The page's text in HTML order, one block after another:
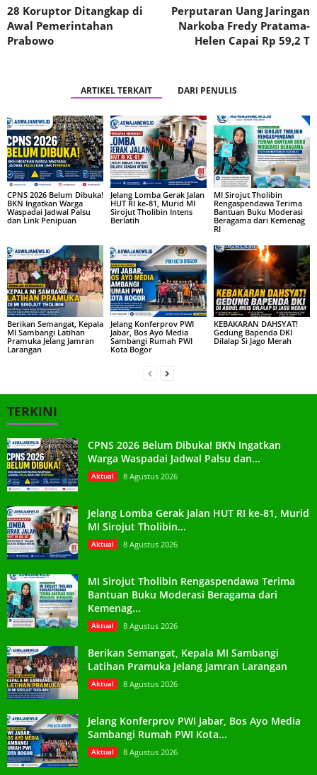
28 Koruptor Ditangkap di
Awal Pemerintahan
Prabowo
Perputaran Uang Jaringan
Narkoba Fredy Pratama-
Helen Capai Rp 59,2 T
ARTIKEL TERKAIT DARI PENULIS
CPNS 2026 Belum Dibuka!
BKN Ingatkan Warga
Waspadai Jadwal Palsu
dan Link Penipuan
Jelang Lomba Gerak Jalan
HUT RI ke-81, Murid MI
Sirojut Tholibin Intens
Berlatih
MI Sirojut Tholibin
Rengaspendawa Terima
Bantuan Buku Moderasi
Beragama dari Kemenag
RI
Berikan Semangat, Kepala
MI Sambangi Latihan
Pramuka Jelang Jamran
Larangan
Jelang Konferprov PWI
Jabar, Bos Ayo Media
Sambangi Rumah PWI
Kota Bogor
KEBAKARAN DAHSYAT!
Gedung Bapenda DKI
Dilalap Si Jago Merah
TERKINI
CPNS 2026 Belum Dibuka! BKN Ingatkan
Warga Waspadai Jadwal Palsu dan...
Aktual 8 Agustus 2026
Jelang Lomba Gerak Jalan HUT RI ke-81, Murid
MI Sirojut Tholibin...
Aktual 8 Agustus 2026
MI Sirojut Tholibin Rengaspendawa Terima
Bantuan Buku Moderasi Beragama dari
Kemenag...
Aktual 8 Agustus 2026
Berikan Semangat, Kepala MI Sambangi
Latihan Pramuka Jelang Jamran Larangan
Aktual 8 Agustus 2026
Jelang Konferprov PWI Jabar, Bos Ayo Media
Sambangi Rumah PWI Kota...
Aktual 8 Agustus 2026